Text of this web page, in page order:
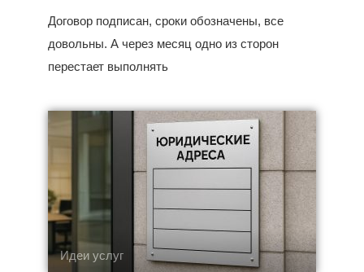
Договор подписан, сроки обозначены, все
довольны. А через месяц одно из сторон
перестает выполнять
Идеи услуг